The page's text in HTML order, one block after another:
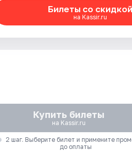
Билеты со скидкой
на Kassir.ru
Купить билеты
на Kassir.ru
2 шаг. Выберите билет и примените
до оплаты